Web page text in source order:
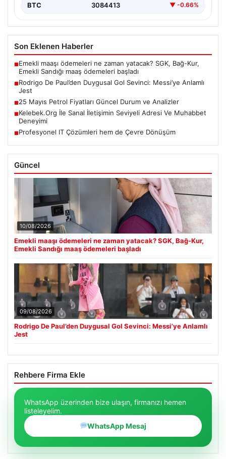
BTC 3084413 ▼ -0.66%
Son Eklenen Haberler
■Emekli maaşı ödemeleri ne zaman yatacak? SGK, Bağ-Kur,
Emekli Sandığı maaş ödemeleri başladı
■Rodrigo De Paul’den Duygusal Gol Sevinci: Messi’ye Anlamlı
Jest
■25 Mayıs Petrol Fiyatları Güncel Durum ve Analizler
■Kelebek.Org İle Sanal İletişimin Seviyeli Adresi Ve Muhabbet
Deneyimi
■Profesyonel IT Çözümleri hem de Çevre Dönüşüm
Güncel
10/08/2026
Emekli maaşı ödemeleri ne zaman yatacak? SGK, Bağ-Kur,
Emekli Sandığı maaş ödemeleri başladı
09/08/2026
Rodrigo De Paul’den Duygusal Gol Sevinci: Messi’ye Anlamlı
Jest
Rehbere Firma Ekle
WhatsApp üzerinden bize ulaşın, firmanızı hemen
listeleyelim.
WhatsApp Mesaj